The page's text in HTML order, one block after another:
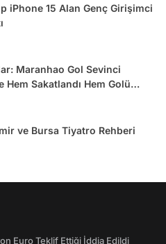
iPhone 15 Alan Genç Girişimci
Maranhao Gol Sevinci
Hem Sakatlandı Hem Golü
ve Bursa Tiyatro Rehberi
Euro Teklif Ettiği İddia Edildi